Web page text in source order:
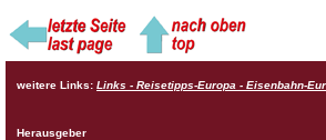
weitere Links: Links - Reisetipps-Europa - Eisenbahn-
Herausgeber